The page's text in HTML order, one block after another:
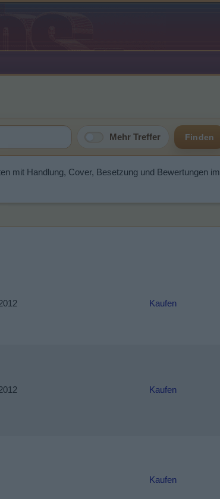
Mehr Treffer Finden
mit Handlung, Cover, Besetzung und Bewertungen im
Kaufen
Kaufen
Kaufen